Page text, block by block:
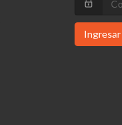
Ingresar